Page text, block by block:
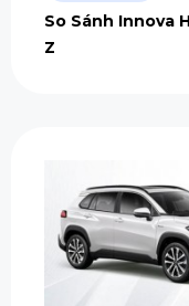
So Sánh Innova
Z